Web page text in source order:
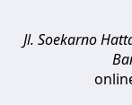
Jl. Soekarno